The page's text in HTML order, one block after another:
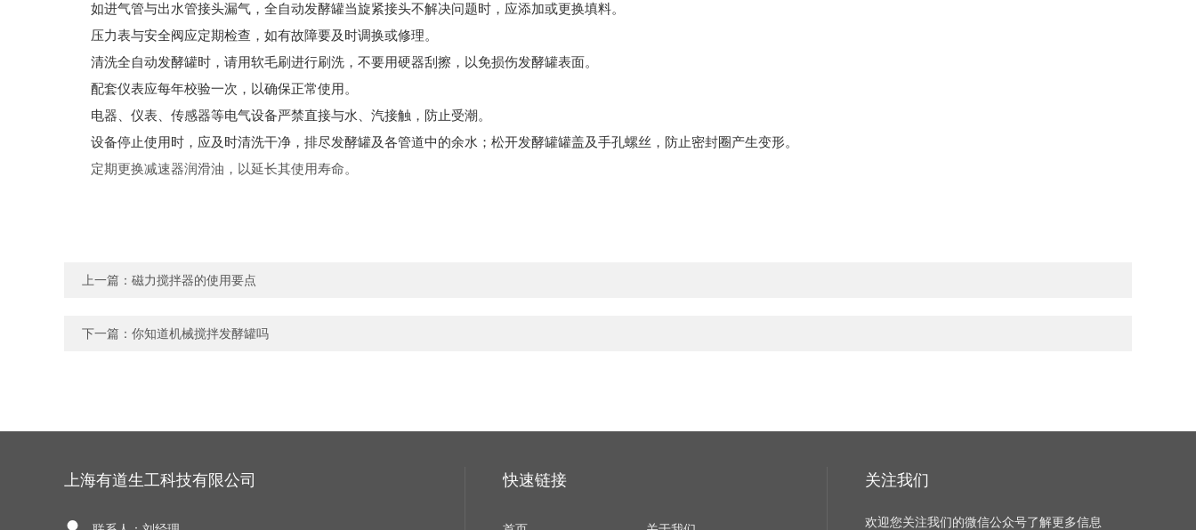
如进气管与出水管接头漏气，全自动发酵罐当旋紧接头不解决问题时，应添加或更换填料。
压力表与安全阀应定期检查，如有故障要及时调换或修理。
清洗全自动发酵罐时，请用软毛刷进行刷洗，不要用硬器刮擦，以免损伤发酵罐表面。
配套仪表应每年校验一次，以确保正常使用。
电器、仪表、传感器等电气设备严禁直接与水、汽接触，防止受潮。
设备停止使用时，应及时清洗干净，排尽发酵罐及各管道中的余水；松开发酵罐罐盖及手孔螺丝，防止密封圈产生变形。
定期更换减速器润滑油，以延长其使用寿命。
上一篇： ​磁力搅拌器的使用要点
下一篇： 你知道机械搅拌发酵罐吗
上海有道生工科技有限公司 快速链接 关注我们
欢迎您关注我们的微信公众号了解更多信息